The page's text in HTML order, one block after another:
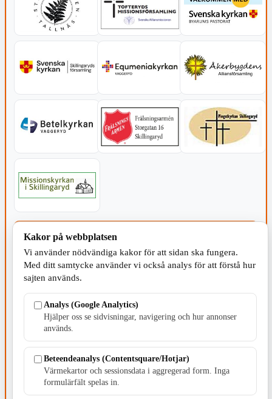
TILLVERKNING
Kakor på webbplatsen
Vi använder nödvändiga kakor för att sidan ska fungera.
Med ditt samtycke använder vi också analys för att förstå hur
sajten används.
Analys (Google Analytics)
Hjälper oss se sidvisningar, navigering och hur annonser
används.
Beteendeanalys (Contentsquare/Hotjar)
Värmekartor och sessionsdata i aggregerad form. Inga
formulärfält spelas in.